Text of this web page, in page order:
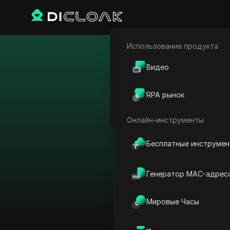
Электронная коммерция
Использование продукта
Видео
RPA рынок
Онлайн-инструменты
Бесплатные
Генератор MAC-
Мировые Часы
Обход